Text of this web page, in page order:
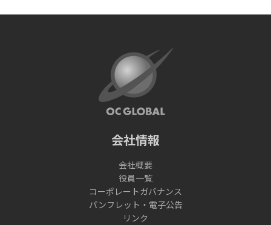
会社情報
会社概要
役員一覧
コーポレートガバナンス
パンフレット・電子公告
リンク